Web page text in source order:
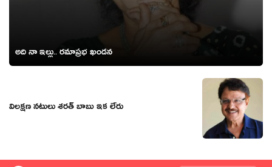
అది నా ఇల్లు.. రమాప్రభ ఖండన
విలక్షణ నటులు శరత్ బాబు ఇక లేరు